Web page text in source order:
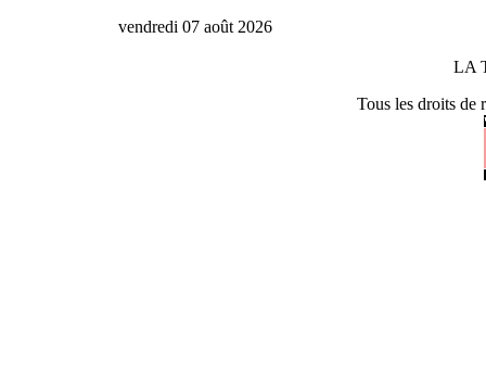
vendredi 07 août 2026
LA
Tous les droits de